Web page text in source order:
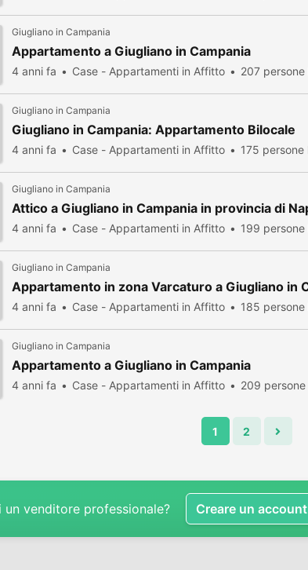
Giugliano in Campania
Appartamento a Giugliano in Campania
4 anni fa Case - Appartamenti in Affitto 207
Giugliano in Campania
Giugliano in Campania: Appartamento Bilocale
4 anni fa Case - Appartamenti in Affitto 175
Giugliano in Campania
Attico a Giugliano in Campania in provincia di
4 anni fa Case - Appartamenti in Affitto 199
Giugliano in Campania
Appartamento in zona Varcaturo a Giugliano in
4 anni fa Case - Appartamenti in Affitto 185
Giugliano in Campania
Appartamento a Giugliano in Campania
4 anni fa Case - Appartamenti in Affitto 209
1 2
un venditore professionale? Creare un account